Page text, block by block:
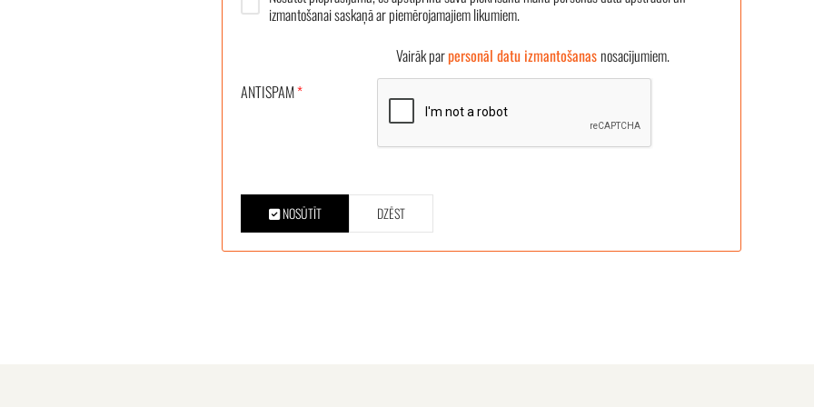
izmantošanai saskaņā ar piemērojamajiem likumiem.
Vairāk parpersonāl datu izmantošanasnosacījumiem.
ANTISPAM*
NOSŪTĪT DZĒST